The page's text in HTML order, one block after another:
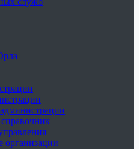
организации